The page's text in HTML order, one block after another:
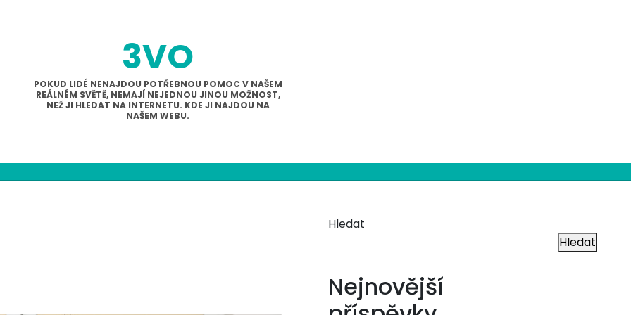
3VO
POKUD LIDÉ NENAJDOU POTŘEBNOU POMOC V NAŠEM
REÁLNÉM SVĚTĚ, NEMAJÍ NEJEDNOU JINOU MOŽNOST,
NEŽ JI HLEDAT NA INTERNETU. KDE JI NAJDOU NA
NAŠEM WEBU.
Hledat
Hledat
Nejnovější